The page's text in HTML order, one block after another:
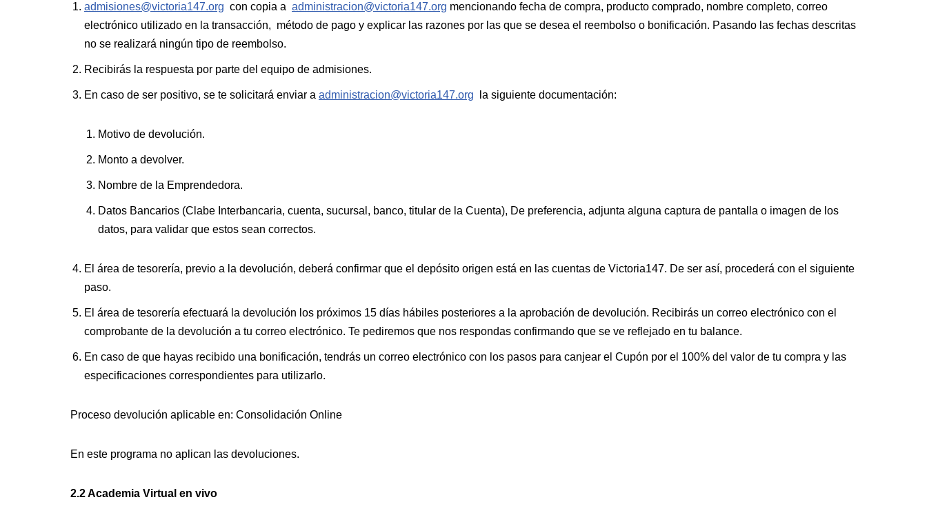
admisiones@victoria147.org con copia a administracion@victoria147.org mencionando fecha de compra, producto comprado, nombre completo, correo
electrónico utilizado en la transacción, método de pago y explicar las razones por las que se desea el reembolso o bonificación. Pasando las fechas descritas
no se realizará ningún tipo de reembolso.
Recibirás la respuesta por parte del equipo de admisiones.
En caso de ser positivo, se te solicitará enviar a administracion@victoria147.org la siguiente documentación:
Motivo de devolución.
Monto a devolver.
Nombre de la Emprendedora.
Datos Bancarios (Clabe Interbancaria, cuenta, sucursal, banco, titular de la Cuenta), De preferencia, adjunta alguna captura de pantalla o imagen de los
datos, para validar que estos sean correctos.
El área de tesorería, previo a la devolución, deberá confirmar que el depósito origen está en las cuentas de Victoria147. De ser así, procederá con el siguiente
paso.
El área de tesorería efectuará la devolución los próximos 15 días hábiles posteriores a la aprobación de devolución. Recibirás un correo electrónico con el
comprobante de la devolución a tu correo electrónico. Te pediremos que nos respondas confirmando que se ve reflejado en tu balance.
En caso de que hayas recibido una bonificación, tendrás un correo electrónico con los pasos para canjear el Cupón por el 100% del valor de tu compra y las
especificaciones correspondientes para utilizarlo.
Proceso devolución aplicable en: Consolidación Online
En este programa no aplican las devoluciones.
2.2 Academia Virtual en vivo